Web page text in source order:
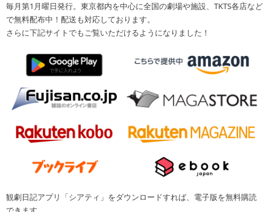
毎月第1月曜日発行。東京都内を中心に全国の劇場や施設、TKTS各店など
で無料配布中！配送も対応しております。
さらに下記サイトでもご覧いただけるようになりました！
観劇日記アプリ「シアティ」をダウンロードすれば、電子版を無料購読